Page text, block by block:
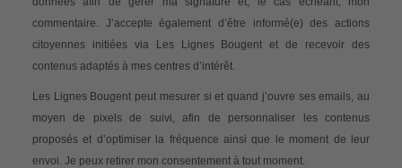
commentaire. J’accepte également d’être informé(e) des actions
citoyennes initiées via Les Lignes Bougent et de recevoir des
contenus adaptés à mes centres d’intérêt.
Les Lignes Bougent peut mesurer si et quand j’ouvre ses emails, au
moyen de pixels de suivi, afin de personnaliser les contenus
proposés et d’optimiser la fréquence ainsi que le moment de leur
envoi. Je peux retirer mon consentement à tout moment.